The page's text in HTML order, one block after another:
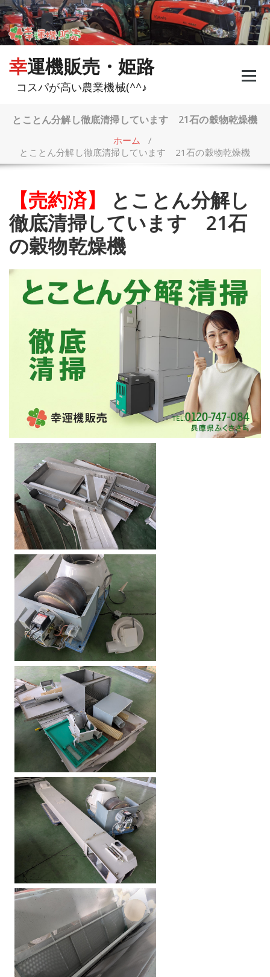
コ
ン
テ
ン
幸運機販売・姫路
コスパが高い農業機械(^^♪
とことん分解し徹底清掃しています 21石の穀物乾燥機
ホーム /
とことん分解し徹底清掃しています 21石の穀物乾燥機
【売約済】
とことん分解し
徹底清掃しています 21石
の穀物乾燥機